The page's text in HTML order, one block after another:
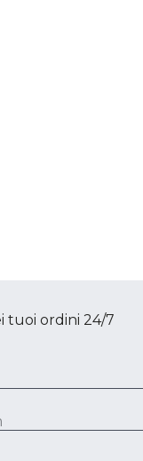
tuoi ordini 24/7